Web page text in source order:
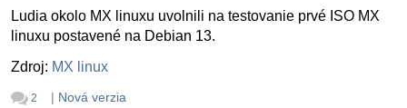
Ludia okolo MX linuxu uvolnili na testovanie prvé ISO MX
linuxu postavené na Debian 13.
Zdroj: MX linux
2 | Nová verzia